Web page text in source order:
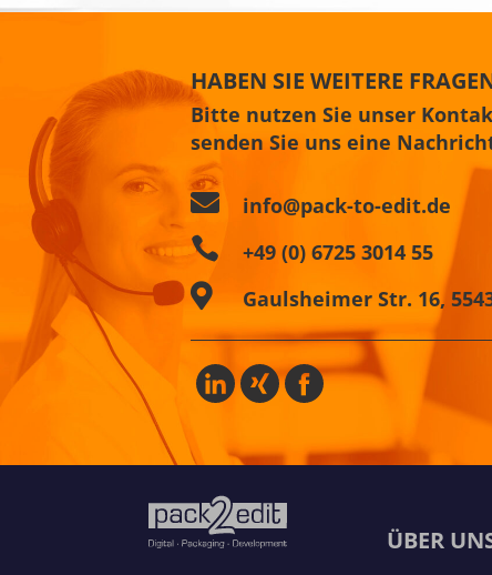
HABEN SIE WEITERE
Bitte nutzen Sie unser
senden Sie uns eine
 info@pack-to-edit.de
 +49 (0) 6725 3014 55
 Gaulsheimer Str. 16,
ÜBER